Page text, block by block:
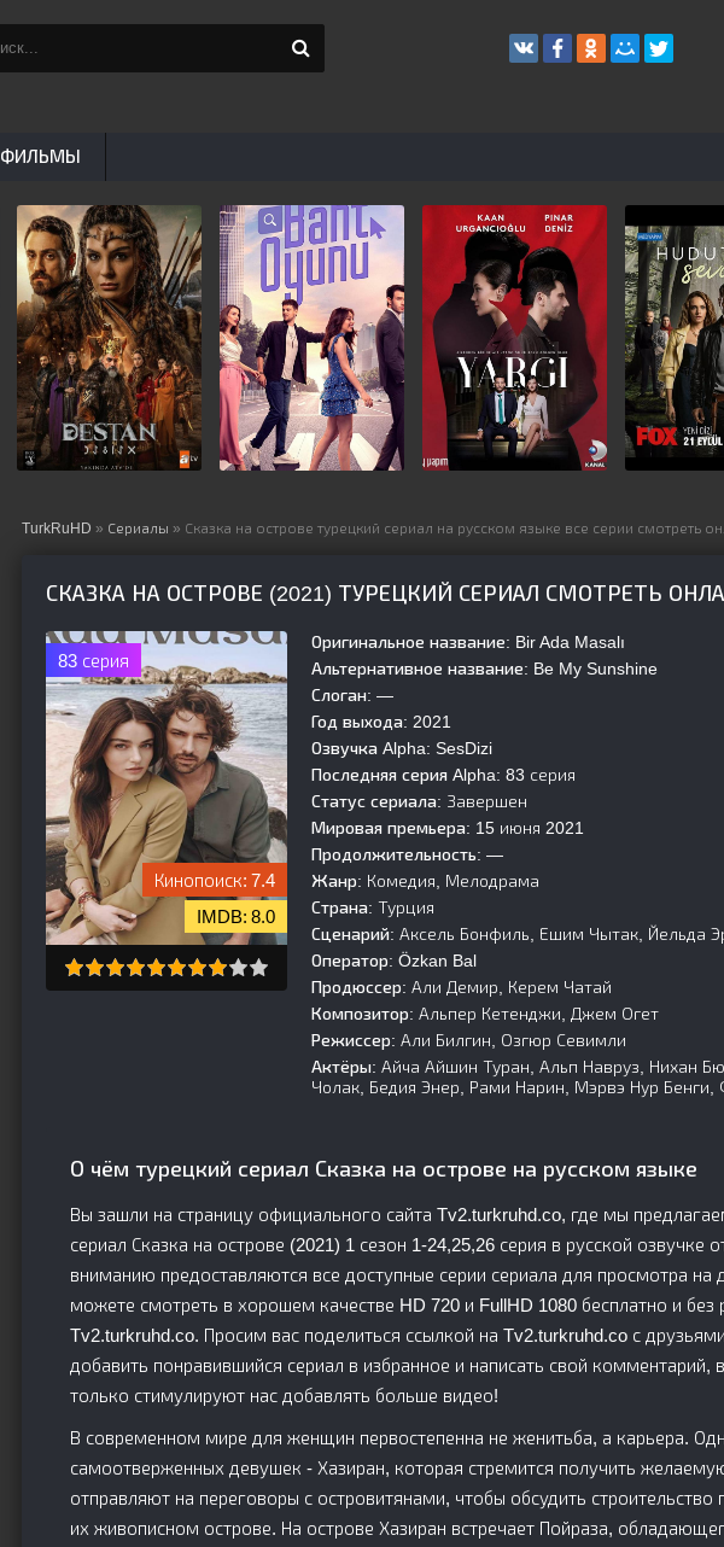
TurkRuHD » Сериалы » Сказка на острове турецкий сериал на русском языке все серии смотреть
СКАЗКА НА ОСТРОВЕ (2021) ТУРЕЦКИЙ СЕРИАЛ СМОТРЕТЬ
83 серия
7.4
8.0
Оригинальное название: Bir Ada Masalı
Альтернативное название: Be My Sunshine
Слоган: —
Год выхода: 2021
Озвучка Alpha: SesDizi
Последняя серия Alpha: 83 серия
Статус сериала: Завершен
Мировая премьера: 15 июня 2021
Продолжительность: —
Жанр: Комедия, Мелодрама
Страна: Турция
Сценарий: Аксель Бонфиль, Ешим Чытак, Йельда
Оператор: Özkan Bal
Продюссер: Али Демир, Керем Чатай
Композитор: Альпер Кетенджи, Джем Огет
Режиссер: Али Билгин, Озгюр Севимли
Актёры: Айча Айшин Туран, Альп Навруз, Нихан
Чолак, Бедия Энер, Рами Нарин, Мэрвэ Нур
О чём турецкий сериал Сказка на острове на русском языке
Вы зашли на страницу официального сайта Tv2.turkruhd.co, где мы
сериал Сказка на острове (2021) 1 сезон 1-24,25,26 серия в русской озвучке
вниманию предоставляются все доступные серии сериала для просмотра
можете смотреть в хорошем качестве HD 720 и FullHD 1080 бесплатно и без
Tv2.turkruhd.co. Просим вас поделиться ссылкой на Tv2.turkruhd.co с
добавить понравившийся сериал в избранное и написать свой комментарий,
только стимулируют нас добавлять больше видео!
В современном мире для женщин первостепенна не женитьба, а карьера.
самоотверженных девушек - Хазиран, которая стремится получить
отправляют на переговоры с островитянами, чтобы обсудить строительство
их живописном острове. На острове Хазиран встречает Пойраза,
ФИЛЬМЫ